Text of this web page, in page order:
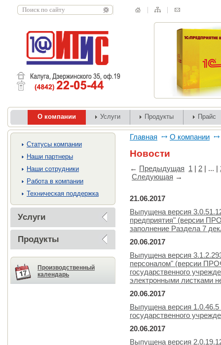
О компании Услуги Продукты Прайс
Cтатусы компании
Наши партнеры
Наши сотрудники
Работа в компании
Техническая поддержка
Услуги
Продукты
Производственный
календарь
Главная О компании
Новости
← Предыдущая 1 | 2 | ... |
Следующая →
21.06.2017
Выпущена версия
предприятия" (версии
заполнение Раздела 7
20.06.2017
Выпущена версия
персоналом" (версии
государственного
электронными листками
20.06.2017
Выпущена версия 1.0.46.5
государственного
20.06.2017
Выпущена версия